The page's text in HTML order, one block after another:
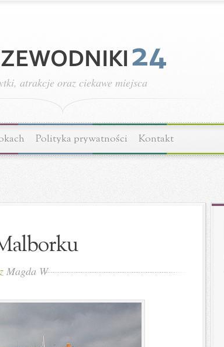
atrakcje oraz ciekawe miejsca
Polityka prywatności Kontakt
Magda W